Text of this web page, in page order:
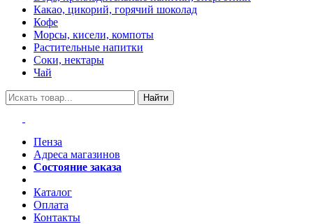
Какао, цикорий, горячий шоколад
Кофе
Морсы, кисели, компоты
Растительные напитки
Соки, нектары
Чай
Найти
Пенза
Адреса магазинов
Состояние заказа
Каталог
Оплата
Контакты